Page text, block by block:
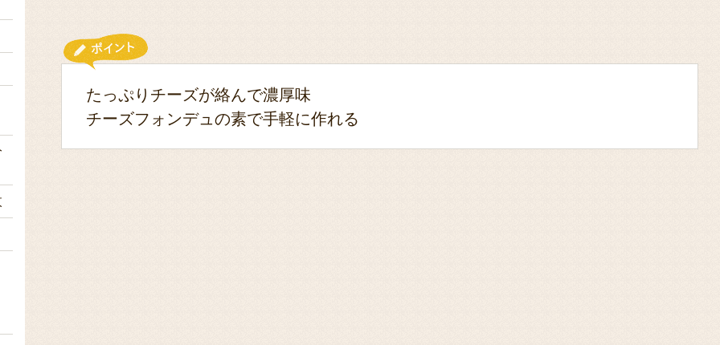
たっぷりチーズが絡んで濃厚味
チーズフォンデュの素で手軽に作れる